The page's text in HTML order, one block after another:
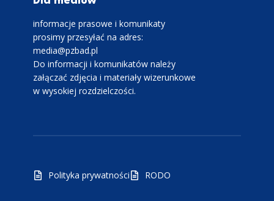
informacje prasowe i komunikaty
prosimy przesyłać na adres:
media@pzbad.pl
Do informacji i komunikatów należy
załączać zdjęcia i materiały wizerunkowe
w wysokiej rozdzielczości.
Polityka prywatności RODO